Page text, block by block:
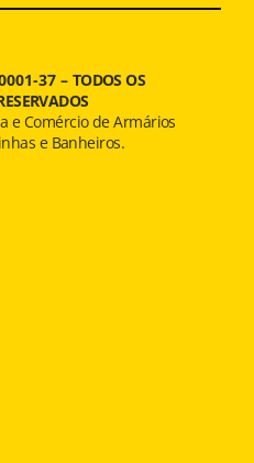
37 – TODOS OS
e Comércio de Armários
e Banheiros.